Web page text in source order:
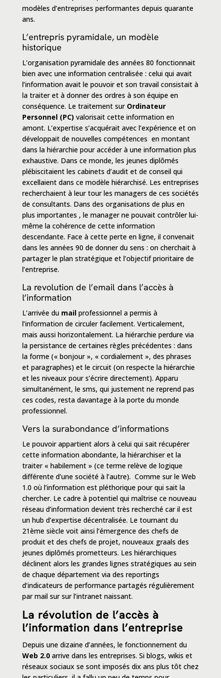
modèles d’entreprises performantes depuis quarante
ans.
L’entrepris pyramidale, un modèle
historique
L’organisation pyramidale des années 80 fonctionnait
bien avec une information centralisée : celui qui avait
l’information avait le pouvoir et son travail consistait à
la traiter et à donner des ordres à son équipe en
conséquence. Le traitement sur Ordinateur
Personnel (PC) valorisait cette information en
amont. L’expertise s’acquérait avec l’expérience et on
développait de nouvelles compétences en montant
dans la hiérarchie pour accéder à une information plus
exhaustive. Dans ce monde, les jeunes diplômés
plébiscitaient les cabinets d’audit et de conseil qui
excellaient dans ce modèle hiérarchisé. Les entreprises
recherchaient à leur tour les managers de ces sociétés
de consultants. Dans des organisations de plus en
plus importantes , le manager ne pouvait contrôler lui-
même la cohérence de cette information
descendante. Face à cette perte en ligne, il convenait
dans les années 90 de donner du sens : on cherchait à
partager le plan stratégique et l’objectif prioritaire de
l’entreprise.
La revolution de l’email dans l’accès à
l’information
L’arrivée du mail professionnel a permis à
l’information de circuler facilement. Verticalement,
mais aussi horizontalement. La hiérarchie perdure via
la persistance de certaines règles précédentes : dans
la forme (« bonjour », « cordialement », des phrases
et paragraphes) et le circuit (on respecte la hiérarchie
et les niveaux pour s’écrire directement). Apparu
simultanément, le sms, qui justement ne reprend pas
ces codes, resta davantage à la porte du monde
professionnel.
Vers la surabondance d’informations
Le pouvoir appartient alors à celui qui sait récupérer
cette information abondante, la hiérarchiser et la
traiter « habilement » (ce terme relève de logique
différente d’une société à l’autre). Comme sur le Web
1.0 où l’information est pléthorique pour qui sait la
chercher. Le cadre à potentiel qui maîtrise ce nouveau
réseau d’information devient très recherché car il est
un hub d’expertise décentralisée. Le tournant du
21ème siècle voit ainsi l’émergence des chefs de
produit et des chefs de projet, nouveaux graals des
jeunes diplômés prometteurs. Les hiérarchiques
déclinent alors les grandes lignes stratégiques au sein
de chaque département via des reportings
d’indicateurs de performance partagés régulièrement
par mail sur sur l’intranet naissant.
La révolution de l’accès à
l’information dans l’entreprise
Depuis une dizaine d’années, le fonctionnement du
Web 2.0 arrive dans les entreprises. Si blogs, wikis et
réseaux sociaux se sont imposés dix ans plus tôt chez